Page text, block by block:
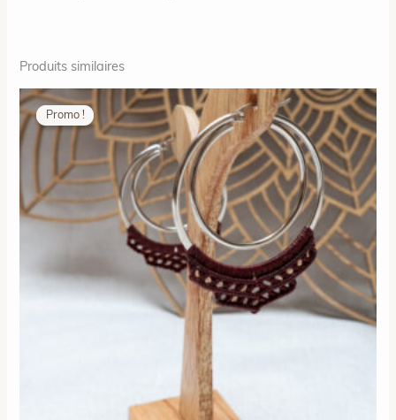
Produits similaires
Promo !
Promo !